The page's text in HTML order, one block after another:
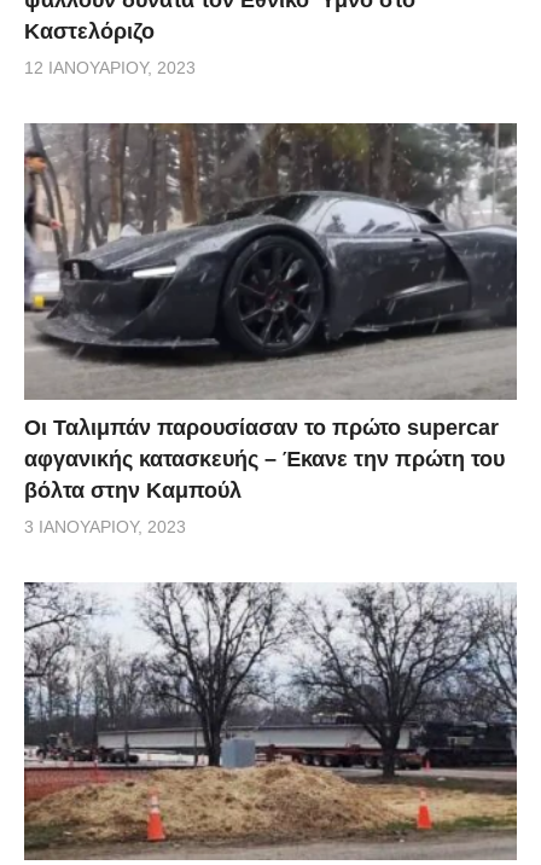
Καστελόριζο
12 ΙΑΝΟΥΑΡΊΟΥ, 2023
Οι Ταλιμπάν παρουσίασαν το πρώτο supercar
αφγανικής κατασκευής – Έκανε την πρώτη του
βόλτα στην Καμπούλ
3 ΙΑΝΟΥΑΡΊΟΥ, 2023